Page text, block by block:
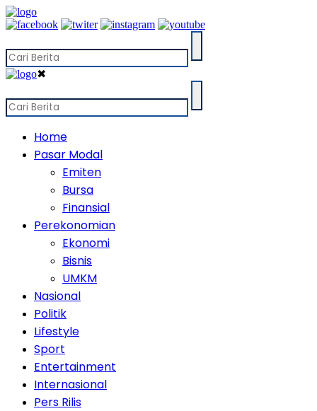
✖
Home
Pasar Modal
Emiten
Bursa
Finansial
Perekonomian
Ekonomi
Bisnis
UMKM
Nasional
Politik
Lifestyle
Sport
Entertainment
Internasional
Pers Rilis